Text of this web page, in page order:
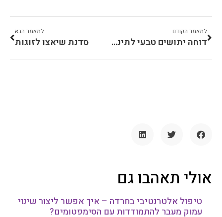
למאמר הקודם
דוחה יתושים טבעי לתינוקות
למאמר הבא
סדנת שיאצו לזוגות
אולי תאהבו גם
טיפול אלטרנטיבי בחרדה – איך אפשר ליצור שינוי
עמוק מעבר להתמודדות עם הסימפטומים?